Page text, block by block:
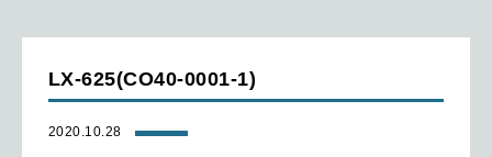
LX-625(CO40-0001-1)
2020.10.28